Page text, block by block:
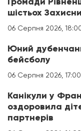
шістьох
06 Серпня 2026,
Юний
бейсболу
06 Серпня 2026, 17:00
Канікули у
оздоровила
партнерів